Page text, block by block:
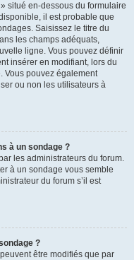
situé en-dessous du formulaire
il est probable que
Saisissez le titre du
les champs adéquats,
ligne. Vous pouvez définir
insérer en modifiant, lors du
Vous pouvez également
ou non les utilisateurs à
à un sondage ?
les administrateurs du forum.
à un sondage vous semble
du forum s’il est
?
être modifiés que par